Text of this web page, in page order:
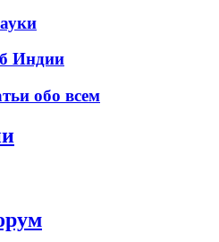
Индии
обо всем